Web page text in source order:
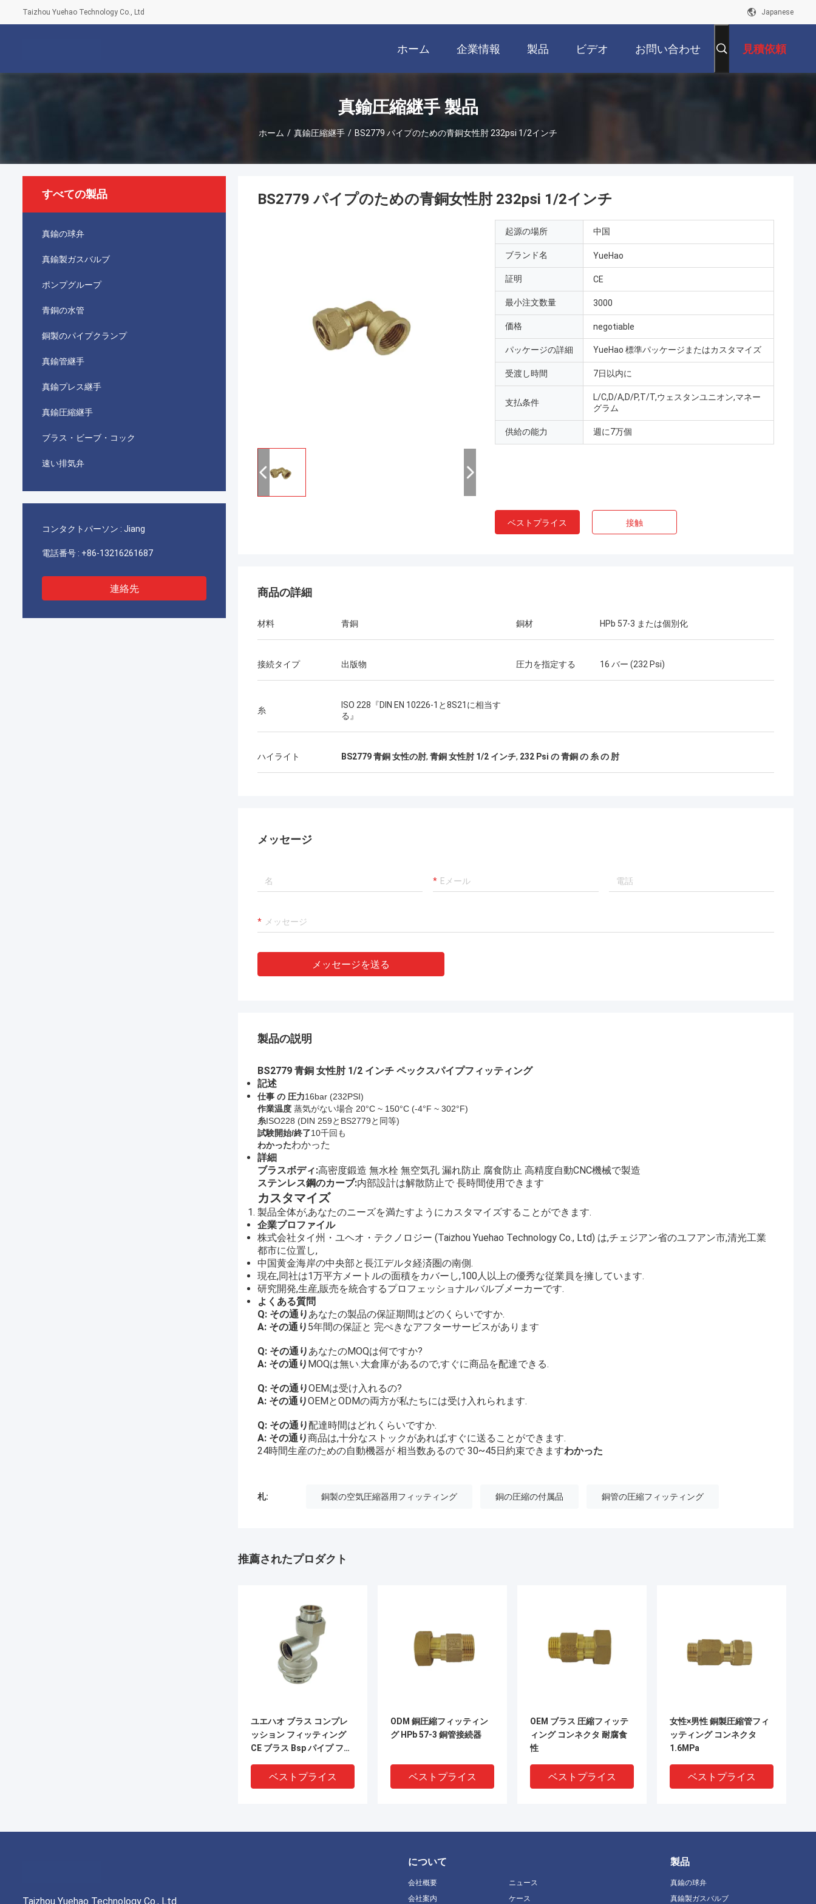
Taizhou Yuehao Technology Co., Ltd Japanese
ホーム 企業情報 製品 ビデオ お問い合わせ 見積依頼
真鍮圧縮継手 製品
ホーム / 真鍮圧縮継手 / BS2779 パイプのための青銅女性肘 232psi 1/2インチ
すべての製品
真鍮の球弁
真鍮製ガスバルブ
ポンプグループ
青銅の水管
銅製のパイプクランプ
真鍮管継手
真鍮プレス継手
真鍮圧縮継手
ブラス・ビーブ・コック
速い排気弁
コンタクトパーソン : Jiang
電話番号 : +86-13216261687
連絡先
BS2779 パイプのための青銅女性肘 232psi 1/2インチ
起源の場所 中国
ブランド名 YueHao
証明 CE
最小注文数量 3000
価格 negotiable
パッケージの詳細 YueHao 標準パッケージまたはカスタマイズ
受渡し時間 7日以内に
支払条件
L/C,D/A,D/P,T/T,ウェスタンユニオン,マネー
グラム
供給の能力 週に7万個
ベストプライス 接触
商品の詳細
材料 青銅 銅材 HPb 57-3 または個別化
接続タイプ 出版物 圧力を指定する 16 バー (232 Psi)
糸
ISO 228『DIN EN 10226-1と8S21に相当す
る』
ハイライト BS2779 青銅 女性の肘, 青銅 女性肘 1/2 インチ, 232 Psi の 青銅 の 糸 の 肘
メッセージ
メッセージを送る
製品の説明
BS2779 青銅 女性肘 1/2 インチ ペックスパイプフィッティング
記述
仕事 の 圧力16bar (232PSI)
作業温度 蒸気がない場合 20°C ~ 150°C (-4°F ~ 302°F)
糸ISO228 (DIN 259とBS2779と同等)
試験開始/終了10千回も
わかったわかった
詳細
ブラスボディ:高密度鍛造 無水栓 無空気孔 漏れ防止 腐食防止 高精度自動CNC機械で製造
ステンレス鋼のカーブ:内部設計は解散防止で 長時間使用できます
カスタマイズ
製品全体が,あなたのニーズを満たすようにカスタマイズすることができます.
企業プロファイル
株式会社タイ州・ユヘオ・テクノロジー (Taizhou Yuehao Technology Co., Ltd) は,チェジアン省のユフアン市,清光工業
都市に位置し,
中国黄金海岸の中央部と長江デルタ経済圏の南側.
現在,同社は1万平方メートルの面積をカバーし,100人以上の優秀な従業員を擁しています.
研究開発,生産,販売を統合するプロフェッショナルバルブメーカーです.
よくある質問
Q: その通り あなたの製品の保証期間はどのくらいですか.
A: その通り 5年間の保証と 完ぺきなアフターサービスがあります
Q: その通り あなたのMOQは何ですか?
A: その通り MOQは無い.大倉庫があるので,すぐに商品を配達できる.
Q: その通りOEMは受け入れるの?
A: その通りOEMとODMの両方が私たちには受け入れられます.
Q: その通り配達時間はどれくらいですか.
A: その通り商品は,十分なストックがあれば,すぐに送ることができます.
24時間生産のための自動機器が 相当数あるので 30~45日約束できますわかった
札: 銅製の空気圧縮器用フィッティング 銅の圧縮の付属品 銅管の圧縮フィッティング
推薦されたプロダクト
ユエハオ ブラス コンプレ
ッション フィッティング
CE ブラス Bsp パイプ フィ
ベストプライス
ODM 銅圧縮フィッティン
グ HPb 57-3 銅管接続器
ベストプライス
OEM ブラス 圧縮フィッテ
ィング コンネクタ 耐腐食
性
ベストプライス
女性×男性 銅製圧縮管フィ
ッティング コンネクタ
1.6MPa
ベストプライス
Taizhou Yuehao Technology Co., Ltd
について
会社概要
会社案内
ニュース
ケース
製品
真鍮の球弁
真鍮製ガスバルブ